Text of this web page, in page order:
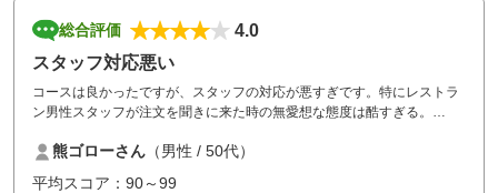
総合評価
4.0
スタッフ対応悪い
コースは良かったですが、スタッフの対応が悪すぎです。特にレストラ
ン男性スタッフが注文を聞きに来た時の無愛想な態度は酷すぎる。
もこちらが催促するまで放ったらかしでした。
熊ゴローさん （男性 / 50代）
平均スコア：90～99